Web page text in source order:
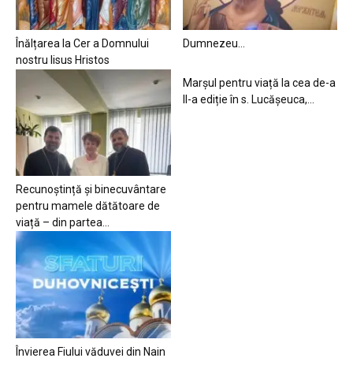
Înălțarea la Cer a Domnului
nostru Iisus Hristos
Dumnezeu…
Recunoștință și binecuvântare
pentru mamele dătătoare de
viață – din partea...
Marșul pentru viață la cea de-a
II-a ediție în s. Lucășeuca,...
Învierea Fiului văduvei din Nain